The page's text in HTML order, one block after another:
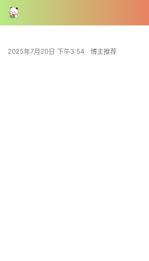
2025年7月20日 下午3:54 博主推荐